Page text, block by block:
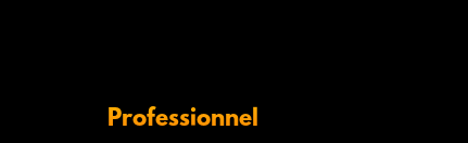
Professionnel